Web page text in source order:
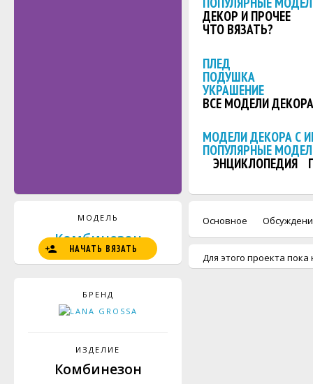
ДЕКОР И ПРОЧЕЕ
ЧТО ВЯЗАТЬ?
ПЛЕД
ПОДУШКА
УКРАШЕНИЕ
ВСЕ МОДЕЛИ ДЕКОРА
МОДЕЛИ ДЕКОРА С
ПОПУЛЯРНЫЕ
ЭНЦИКЛОПЕДИЯ
МОДЕЛЬ
Комбинезон
НАЧАТЬ ВЯЗАТЬ
БРЕНД
ИЗДЕЛИЕ
Комбинезон
Основное
Для этого проекта